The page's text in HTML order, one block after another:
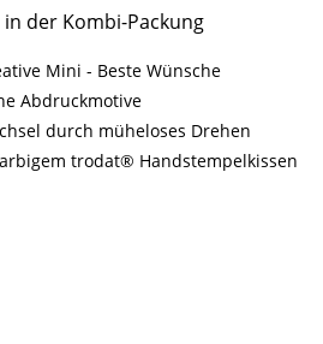
der Kombi-Packung
Mini - Beste Wünsche
Abdruckmotive
durch müheloses Drehen
trodat® Handstempelkissen